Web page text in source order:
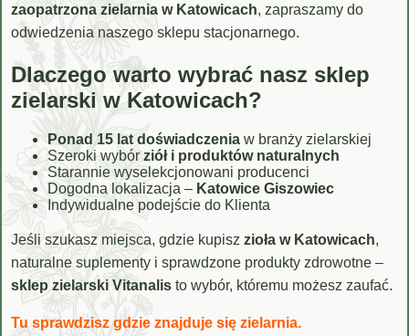
zaopatrzona zielarnia w Katowicach, zapraszamy do
odwiedzenia naszego sklepu stacjonarnego.
Dlaczego warto wybrać nasz sklep
zielarski w Katowicach?
Ponad 15 lat doświadczenia w branży zielarskiej
Szeroki wybórziół i produktów naturalnych
Starannie wyselekcjonowani producenci
Dogodna lokalizacja – Katowice Giszowiec
Indywidualne podejście do Klienta
Jeśli szukasz miejsca, gdzie kupisz zioła w Katowicach,
naturalne suplementy i sprawdzone produkty zdrowotne –
sklep zielarski Vitanalis to wybór, któremu możesz zaufać.
Tu sprawdzisz gdzie znajduje się zielarnia.